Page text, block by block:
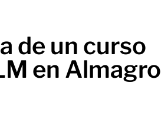
de un curso
en Almagro